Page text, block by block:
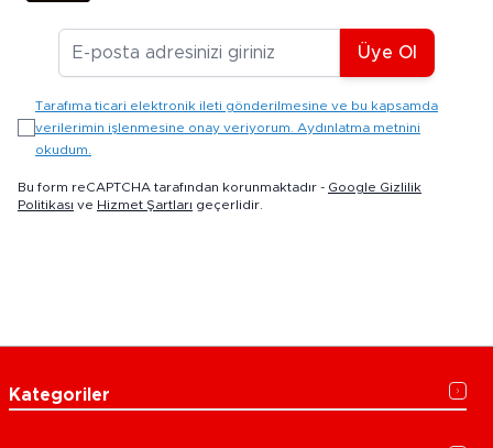
E-posta Adresiniz
Üye Ol
Tarafıma ticari elektronik ileti gönderilmesine ve bu kapsamda
verilerimin işlenmesine onay veriyorum. Aydınlatma metnini
okudum.
Bu form reCAPTCHA tarafından korunmaktadır - Google Gizlilik
Politikası ve Hizmet Şartları geçerlidir.
Kategoriler